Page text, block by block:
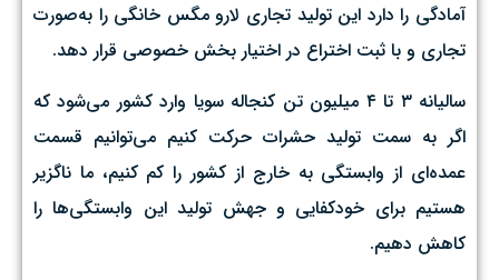
آمادگی را دارد این تولید تجاری لارو مگس خانگی را به‌صورت
تجاری و با ثبت اختراع در اختیار بخش خصوصی قرار دهد.
سالیانه ۳ تا ۴ میلیون تن کنجاله سویا وارد کشور می‌شود که
اگر به سمت تولید حشرات حرکت کنیم می‌توانیم قسمت
عمده‌ای از وابستگی به خارج از کشور را کم کنیم، ما ناگزیر
هستیم برای خودکفایی و جهش تولید این وابستگی‌ها را
کاهش دهیم.